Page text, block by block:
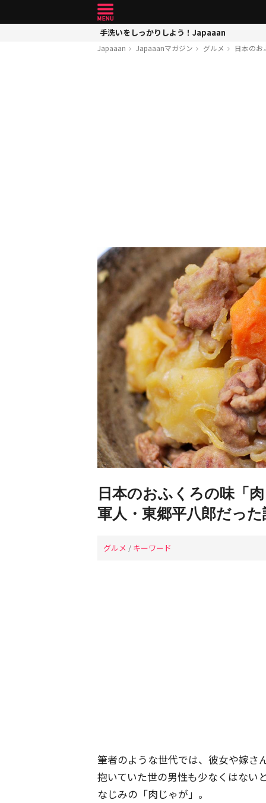
手洗いをしっかりしよう！Japaaan
Japaaan Japaaanマガジン グルメ 日本のお
日本のおふくろの味「
軍人・東郷平八郎だった
グルメ / キーワード
筆者のような世代では、彼女や嫁さ
抱いていた世の男性も少なくはない
なじみの「肉じゃが」。